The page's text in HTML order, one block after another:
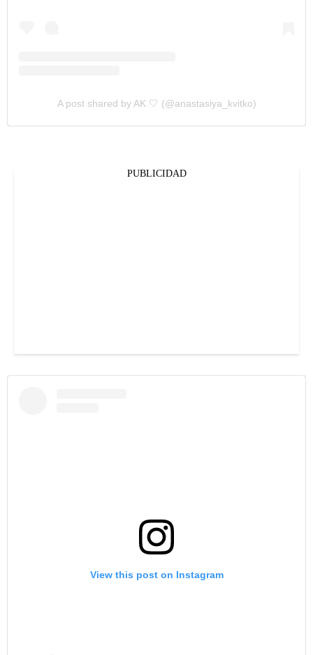
A post shared by AK 🤍 (@anastasiya_kvitko)
PUBLICIDAD
View this post on Instagram